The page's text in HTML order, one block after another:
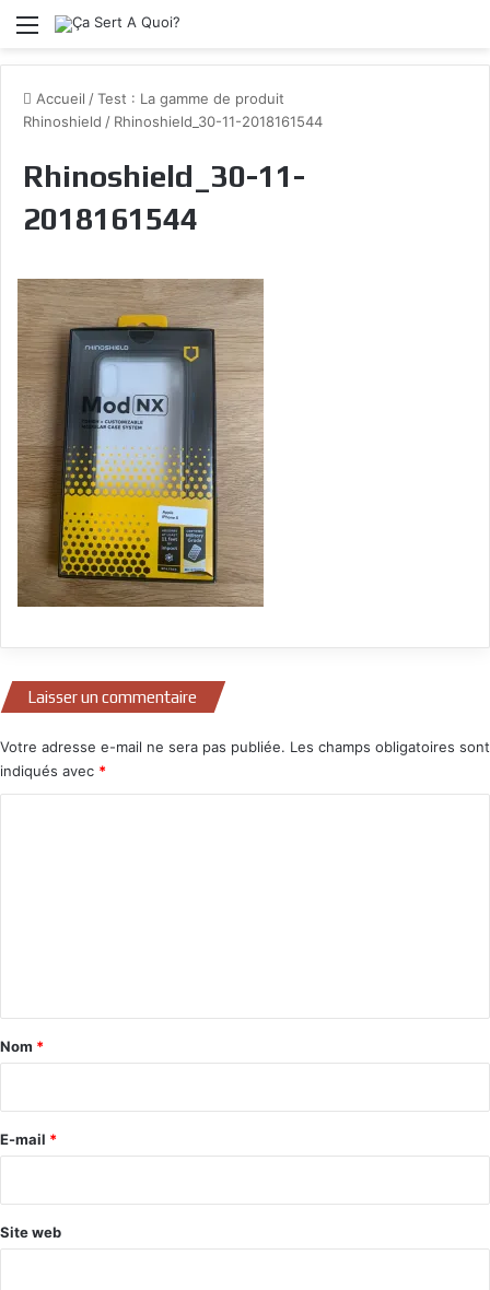
Menu
Accueil /Test : La gamme de produit
Rhinoshield / Rhinoshield_30-11-2018161544
Rhinoshield_30-11-
2018161544
Laisser un commentaire
Votre adresse e-mail ne sera pas publiée. Les champs obligatoires sont
indiqués avec *
a
e
Nom *
E-mail *
Site web